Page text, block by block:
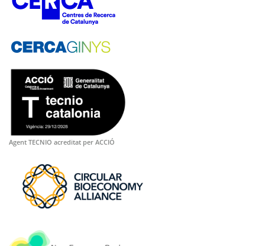
Agent TECNIO acreditat per ACCIÓ